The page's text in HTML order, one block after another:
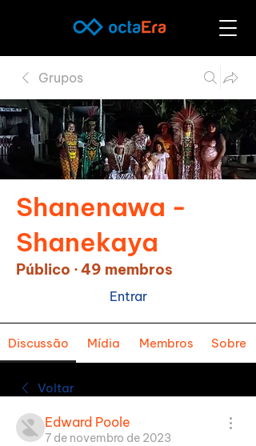
Grupos
Shanenawa -
Shanekaya
Público ·49 membros
Entrar
Discussão Mídia Membros Sobre
Voltar
Edward Poole
7 de novembro de 2023